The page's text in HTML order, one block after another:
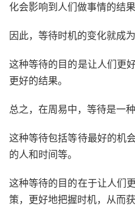
化会影响到人们做事情的结果
因此，等待时机的变化就成
这种等待的目的是让人们更
更好的结果。
总之，在周易中，等待是一
这种等待包括等待最好的机
的人和时间等。
这种等待的目的在于让人们
策，更好地把握时机，从而